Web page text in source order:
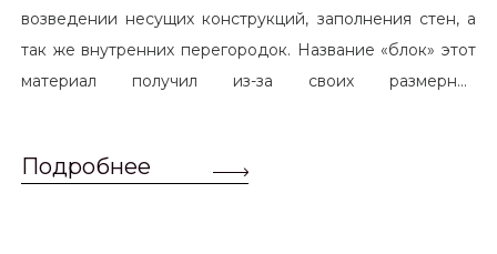
возведении несущих конструкций, заполнения стен, а
так же внутренних перегородок. Название «блок» этот
материал получил из-за своих размерных
обычный одинарный кирпич. Размер блоков различен и
Подробнее